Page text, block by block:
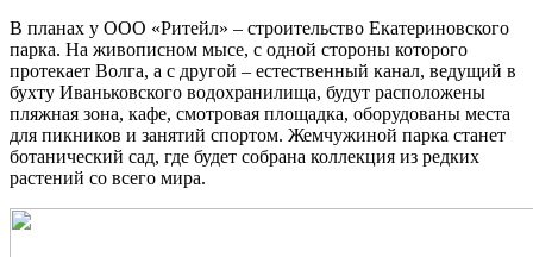
В планах у ООО «Ритейл» – строительство Екатериновского
парка. На живописном мысе, с одной стороны которого
протекает Волга, а с другой – естественный канал, ведущий в
бухту Иваньковского водохранилища, будут расположены
пляжная зона, кафе, смотровая площадка, оборудованы места
для пикников и занятий спортом. Жемчужиной парка станет
ботанический сад, где будет собрана коллекция из редких
растений со всего мира.